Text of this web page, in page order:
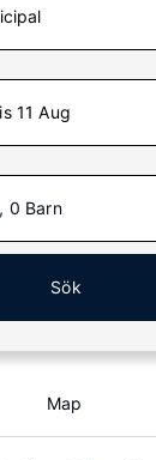
11 Aug
0 Barn
Sök
Map